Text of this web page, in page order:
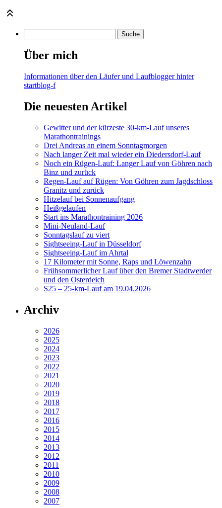
Über mich
Informationen über den Läufer und Laufblogger hinter
startblog-f
Die neuesten Artikel
Gewitter und der kürzeste 30-km-Lauf unseres
Marathontrainings
Drei Andreas an einem Sonntagmorgen
Nach langer Zeit mal wieder ein Diedersdorf-Lauf
Noch ein Rügen-Lauf: Langer Lauf von Göhren nach
Binz und zurück
Regen-Lauf auf Rügen: Von Göhren zum Jagdschloss
Granitz und zurück
Hitzelauf bei Sonnenaufgang
Heißgelaufen
Start ins Marathontraining 2026
Mini-Neuland-Lauf
Sonntagslauf zu viert
Sightseeing-Lauf in Düsseldorf
Sightseeing-Lauf im Ahrtal
17 Kilometer mit Sonne, Raps und Löwenzahn
Frühsommerlicher Lauf über den Bremer Stadtwerder
und den Osterdeich
S25 – 25-km-Lauf am 19.04.2026
Archiv
2026
2025
2024
2023
2022
2021
2020
2019
2018
2017
2016
2015
2014
2013
2012
2011
2010
2009
2008
2007